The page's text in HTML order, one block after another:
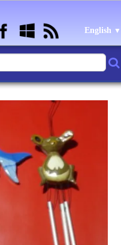
English ▼
▼
▼
ET VETEMENTS